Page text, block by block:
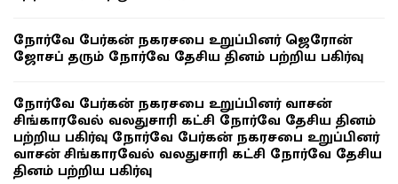
நோர்வே பேர்கன் நகரசபை உறுப்பினர் ஜெரோன்
ஜோசப் தரும் நோர்வே தேசிய தினம் பற்றிய பகிர்வு
நோர்வே பேர்கன் நகரசபை உறுப்பினர் வாசன்
சிங்காரவேல் வலதுசாரி கட்சி நோர்வே தேசிய தினம்
பற்றிய பகிர்வு நோர்வே பேர்கன் நகரசபை உறுப்பினர்
வாசன் சிங்காரவேல் வலதுசாரி கட்சி நோர்வே தேசிய
தினம் பற்றிய பகிர்வு